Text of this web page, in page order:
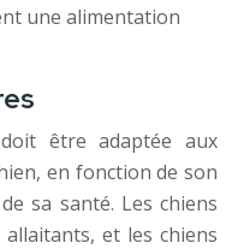
une alimentation
être adaptée aux
en fonction de son
sa santé. Les chiens
et les chiens